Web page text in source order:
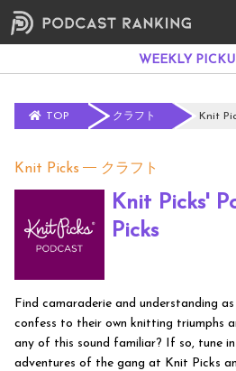
TOP クラフト Knit
Knit Picks クラフト
Knit Picks'
Picks
Find camaraderie and understanding
confess to their own knitting triumphs
any of this sound familiar? If so, tune
adventures of the gang at Knit Picks